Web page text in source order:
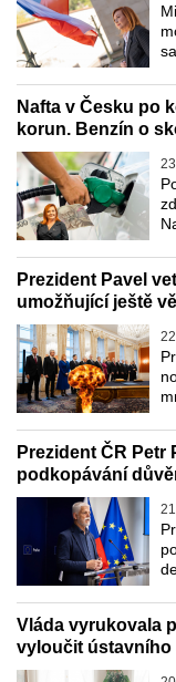
Nafta v Česku po
korun. Benzín o
Prezident Pavel
umožňující ještě
Prezident ČR
podkopávání
Vláda vyrukovala
vyloučit ústavního